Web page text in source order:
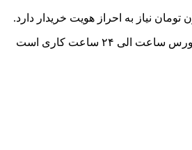
۲۴ ساعت کاری است